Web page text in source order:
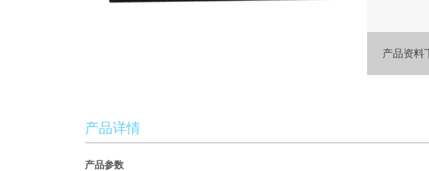
输出。通
产品资料
产品详情
产品参数